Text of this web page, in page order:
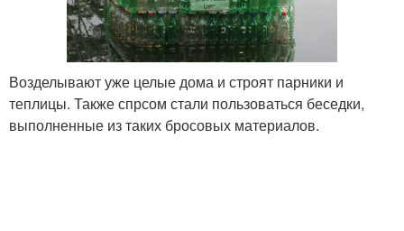
Возделывают уже целые дома и строят парники и
теплицы. Также спрсом стали пользоваться беседки,
выполненные из таких бросовых материалов.